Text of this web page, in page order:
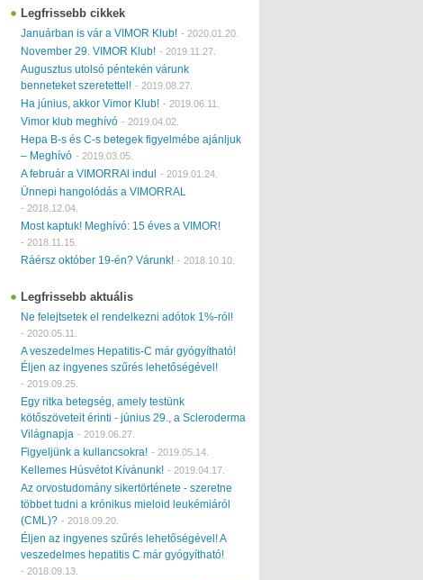
Legfrissebb cikkek
Januárban is vár a VIMOR Klub! - 2020.01.20.
November 29. VIMOR Klub! - 2019.11.27.
Augusztus utolsó péntekén várunk
benneteket szeretettel! - 2019.08.27.
Ha június, akkor Vimor Klub! - 2019.06.11.
Vimor klub meghívó - 2019.04.02.
Hepa B-s és C-s betegek figyelmébe ajánljuk
– Meghívó - 2019.03.05.
A február a VIMORRAl indul - 2019.01.24.
Ünnepi hangolódás a VIMORRAL
- 2018.12.04.
Most kaptuk! Meghívó: 15 éves a VIMOR!
- 2018.11.15.
Ráérsz október 19-én? Várunk! - 2018.10.10.
Legfrissebb aktuális
Ne felejtsetek el rendelkezni adótok 1%-ról!
- 2020.05.11.
A veszedelmes Hepatitis-C már gyógyítható!
Éljen az ingyenes szűrés lehetőségével!
- 2019.09.25.
Egy ritka betegség, amely testünk
kötőszöveteit érinti - június 29., a Scleroderma
Világnapja - 2019.06.27.
Figyeljünk a kullancsokra! - 2019.05.14.
Kellemes Húsvétot Kívánunk! - 2019.04.17.
Az orvostudomány sikertörténete - szeretne
többet tudni a krónikus mieloid leukémiáról
(CML)? - 2018.09.20.
Éljen az ingyenes szűrés lehetőségével! A
veszedelmes hepatitis C már gyógyítható!
- 2018.09.13.